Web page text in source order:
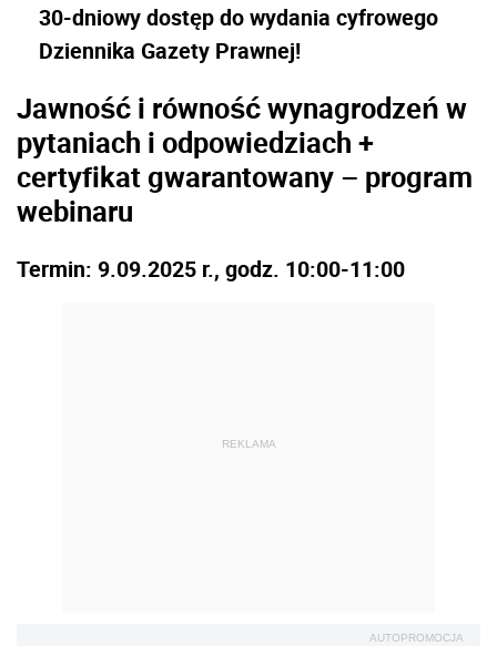
30-dniowy dostęp do wydania cyfrowego
Dziennika Gazety Prawnej!
Jawność i równość wynagrodzeń w
pytaniach i odpowiedziach +
certyfikat gwarantowany – program
webinaru
Termin: 9.09.2025 r., godz. 10:00-11:00
REKLAMA
AUTOPROMOCJA